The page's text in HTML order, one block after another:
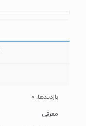
بازدیدها: 0
معرفی